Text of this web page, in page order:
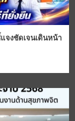
จงชัดเจนเดินหน้า